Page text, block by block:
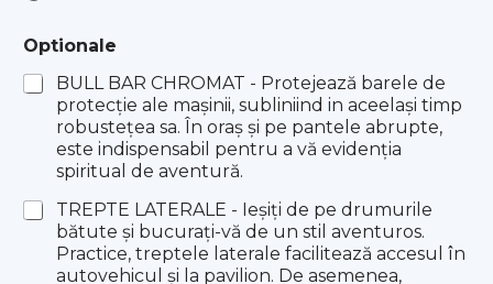
Optionale
BULL BAR CHROMAT - Protejează barele de
protecţie ale maşinii, subliniind in aceelaşi timp
robusteţea sa. În oraş şi pe pantele abrupte,
este indispensabil pentru a vă evidenţia
spiritual de aventură.
TREPTE LATERALE - Ieșiți de pe drumurile
bătute și bucurați-vă de un stil aventuros.
Practice, treptele laterale facilitează accesul în
autovehicul și la pavilion. De asemenea,